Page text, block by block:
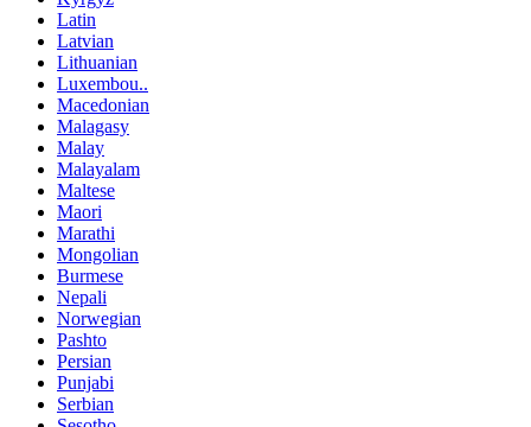
Latin
Latvian
Lithuanian
Luxembou..
Macedonian
Malagasy
Malay
Malayalam
Maltese
Maori
Marathi
Mongolian
Burmese
Nepali
Norwegian
Pashto
Persian
Punjabi
Serbian